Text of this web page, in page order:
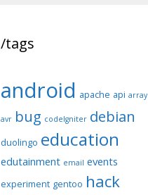
/tags
android apache api array
avr bug codeIgniter debian
duolingo education
edutainment email events
experiment gentoo hack